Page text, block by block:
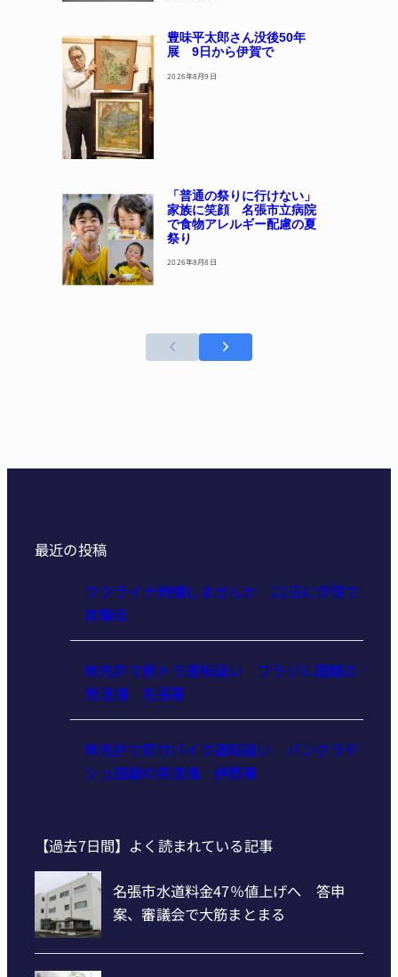
豊味平太郎さん没後50年
展 9日から伊賀で
2026年8月9日
「普通の祭りに行けない」
家族に笑顔 名張市立病院
で食物アレルギー配慮の夏
祭り
2026年8月8日
最近の投稿
ウクライナ刺繍しませんか 22日に伊賀で
体験会
無免許で軽トラ運転疑い ブラジル国籍の
男逮捕 名張署
無免許で原付バイク運転疑い バングラデ
シュ国籍の男逮捕 伊賀署
【過去7日間】よく読まれている記事